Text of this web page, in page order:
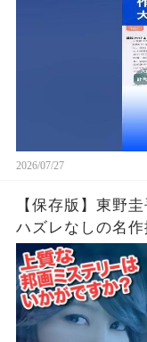
2026/07/27
【保存版】東野
ハズレなしの名